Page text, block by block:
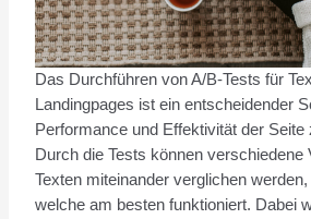
Das Durchführen von A/B-Tests für
Landingpages ist ein entscheidender
Performance und Effektivität der Seite
Durch die Tests können verschiedene
Texten miteinander verglichen
welche am besten funktioniert. Dabei